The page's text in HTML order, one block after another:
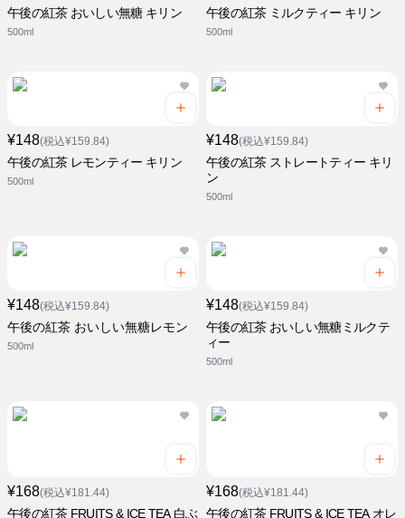
午後の紅茶 おいしい無糖 キリン
500ml
午後の紅茶 ミルクティー キリン
500ml
¥148(税込¥159.84)
午後の紅茶 レモンティー キリン
500ml
¥148(税込¥159.84)
午後の紅茶 ストレートティー キリ
ン
500ml
¥148(税込¥159.84)
午後の紅茶 おいしい無糖レモン
500ml
¥148(税込¥159.84)
午後の紅茶 おいしい無糖ミルクテ
ィー
500ml
¥168(税込¥181.44)
午後の紅茶 FRUITS & ICE TEA 白ぶ
¥168(税込¥181.44)
午後の紅茶 FRUITS & ICE TEA オレ